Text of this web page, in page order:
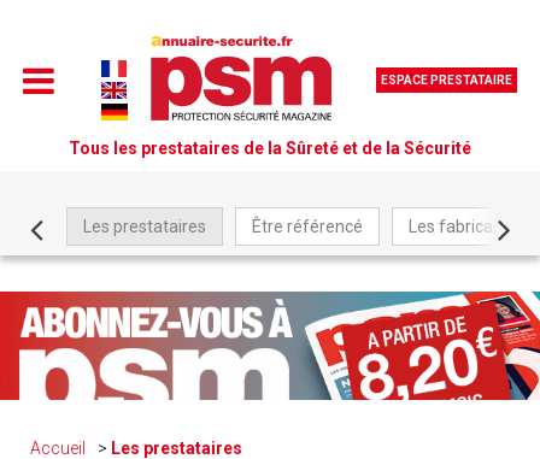
ESPACE PRESTATAIRE
Tous les prestataires de la Sûreté et de la Sécurité
Les prestataires Être référencé Les fabricants
Accueil Les prestataires